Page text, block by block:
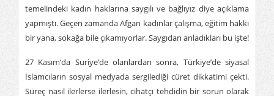
temelindeki kadın haklarına saygılı ve bağlıyız diye açıklama
yapmıştı. Geçen zamanda Afgan kadınlar çalışma, eğitim hakkı
bir yana, sokağa bile çıkamıyorlar. Saygıdan anladıkları bu işte!
27 Kasım’da Suriye’de olanlardan sonra, Türkiye’de siyasal
İslamcıların sosyal medyada sergilediği cüret dikkatimi çekti.
Süreç nasıl ilerlerse ilerlesin, cihatçı tehdidin bir sorun olarak